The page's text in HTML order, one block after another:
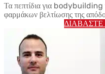
Τα πεπτίδια για bodybuilding
φαρμάκων βελτίωσης της
ΔΙΑΒΆΣΤΕ